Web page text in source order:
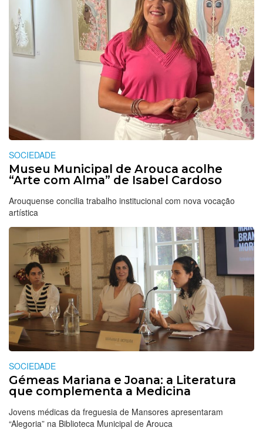
SOCIEDADE
Museu Municipal de Arouca acolhe
“Arte com Alma” de Isabel Cardoso
Arouquense concilia trabalho institucional com nova vocação
artística
SOCIEDADE
Gémeas Mariana e Joana: a Literatura
que complementa a Medicina
Jovens médicas da freguesia de Mansores apresentaram
“Alegoria” na Biblioteca Municipal de Arouca